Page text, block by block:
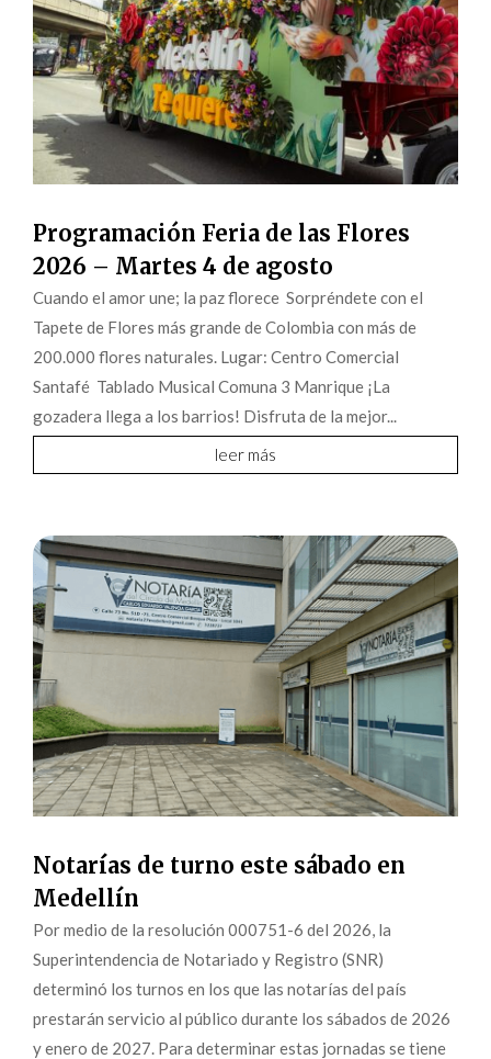
Programación Feria de las Flores
2026 – Martes 4 de agosto
Cuando el amor une; la paz florece Sorpréndete con el
Tapete de Flores más grande de Colombia con más de
200.000 flores naturales. Lugar: Centro Comercial
Santafé Tablado Musical Comuna 3 Manrique ¡La
gozadera llega a los barrios! Disfruta de la mejor...
leer más
Notarías de turno este sábado en
Medellín
Por medio de la resolución 000751-6 del 2026, la
Superintendencia de Notariado y Registro (SNR)
determinó los turnos en los que las notarías del país
prestarán servicio al público durante los sábados de 2026
y enero de 2027. Para determinar estas jornadas se tiene